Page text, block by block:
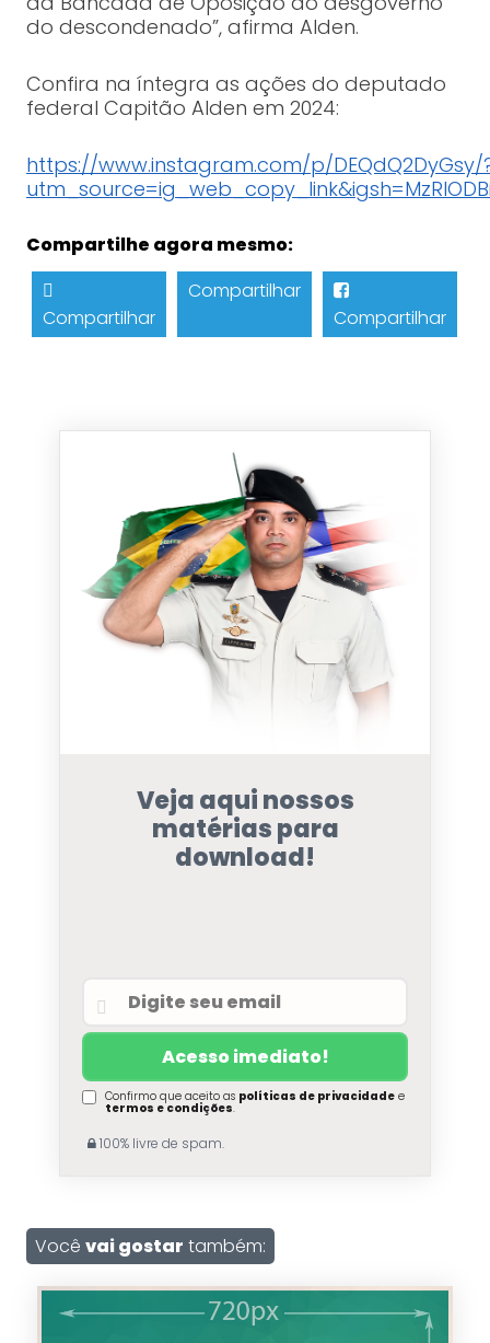
do descondenado”, afirma Alden.
Confira na íntegra as ações do deputado
federal Capitão Alden em 2024:
https://www.instagram.com/p/DEQdQ2DyGsy/
Compartilhe agora mesmo:
Compartilhar
Compartilhar
Compartilhar
Veja aqui nossos
matérias para
download!
Confirmo que aceito as políticas de privacidadee
termos e condições.
100% livre de spam.
Você vai gostar também: